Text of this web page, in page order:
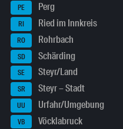
PE Perg
RI Ried im Innkreis
RO Rohrbach
SD Schärding
SE Steyr/Land
SR Steyr – Stadt
UU Urfahr/Umgebung
VB Vöcklabruck